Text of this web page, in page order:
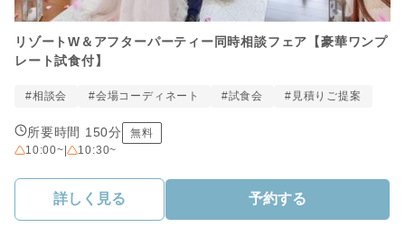
リゾートW＆アフターパーティー同時相談フェア【豪華ワンプ
レート試食付】
#相談会 #会場コーディネート #試食会 #見積りご提案
所要時間 150分
無料
10:00~| 10:30~
詳しく見る 予約する